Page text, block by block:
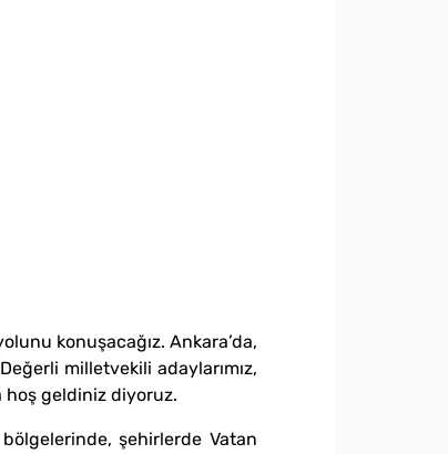
konuşacağız. Ankara’da,
milletvekili adaylarımız,
hoş geldiniz diyoruz.
şehirlerde Vatan